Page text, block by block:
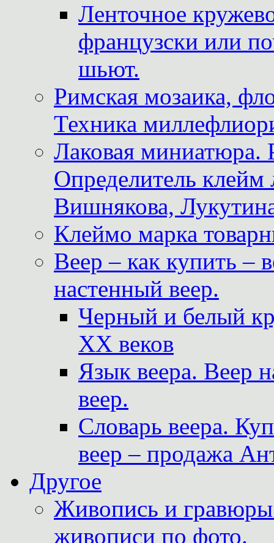
Ленточное
французски или
шьют.
Римская мозаика,
Техника
Лаковая миниатюра.
Определитель
Вишнякова,
Клеймо марка
Веер – как купить –
настенный веер.
Черный и белый
XX веков
Язык веера. Веер
веер.
Словарь веера.
веер – продажа
Другое
Живопись и
живописи по фото.